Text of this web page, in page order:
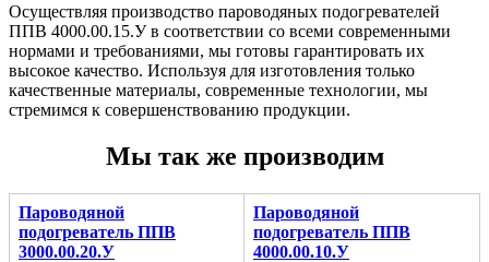
Осуществляя производство пароводяных подогревателей
ППВ 4000.00.15.У в соответствии со всеми современными
нормами и требованиями, мы готовы гарантировать их
высокое качество. Используя для изготовления только
качественные материалы, современные технологии, мы
стремимся к совершенствованию продукции.
Мы так же производим
Пароводяной
подогреватель ППВ
3000.00.20.У
Пароводяной
подогреватель ППВ
4000.00.10.У